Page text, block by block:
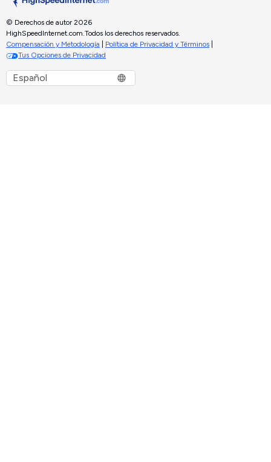
© Derechos de autor 2026
HighSpeedInternet.com.Todos los derechos reservados.
Compensación y Metodología
Política de Privacidad y Términos
Tus Opciones de Privacidad